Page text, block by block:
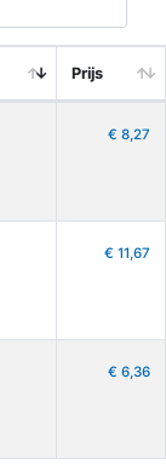
Prijs
€ 8,27
€ 11,67
€ 6,36